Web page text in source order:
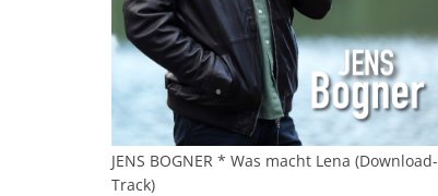
JENS BOGNER * Was macht Lena (Download-
Track)